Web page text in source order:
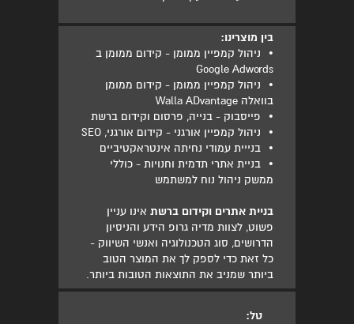
בין מוצרינו:
•
ניהול קמפיין ממומן - קידום ממומן ב
Google Adwords
•
ניהול קמפיין ממומן - קידום ממומן
בוואלה Walla ADvantage
• פייסבוק - בנייה, פרסום וקידום ברשת
• ניהול קמפיין אורגני - קידום אורגני, SEO
• בנייית עמודי נחיתה אינטראקטיביים
•
בניית אתרי תדמית וחנויות - כוללי
ממשק ניהול נוח למשתמש
בניית אתרים וקידום ברשתאינו עניין
פשוט, לצוות מדיה גרופ הידע והניסיון
הדרושים, סוג הטכנולוגיה ואנשי השיווק -
כל זאת כדי לספק לך את המוצר הטוב
ביותר שמניב את התוצאות הטובות ביותר.
טל: